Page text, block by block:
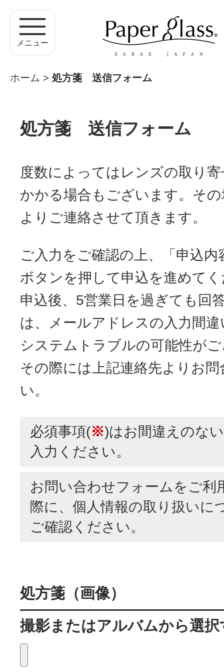
メニュー
ホーム > 処方箋 送信フォーム
処方箋 送信フォーム
度数によってはレンズの取り
かかる場合もございます。そ
よりご連絡させて頂きます。
ご入力をご確認の上、「申込内
ボタンを押して申込を進めて
申込後、5営業日を過ぎても回
は、メールアドレスの入力間
システムトラブルの可能性が
その際には上記連絡先よりお
い。
必須事項(※)はお間違えのな
入力ください。
お問い合わせフォームをご利
際に、 個人情報の取り扱いに
ご確認ください。
処方箋（画像）
撮影またはアルバムから選択